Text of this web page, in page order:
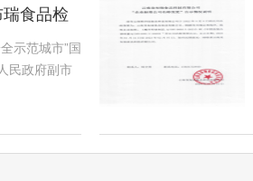
食品检
示范城市”国
民政府副市